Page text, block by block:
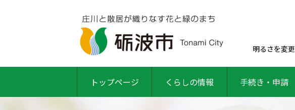
明るさを変更
トップページ くらしの情報 手続き・申請